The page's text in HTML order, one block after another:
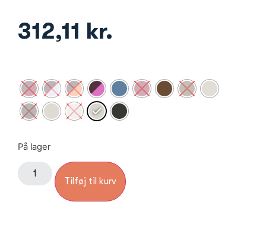
312,11 kr.
På lager
Tilføj til kurv